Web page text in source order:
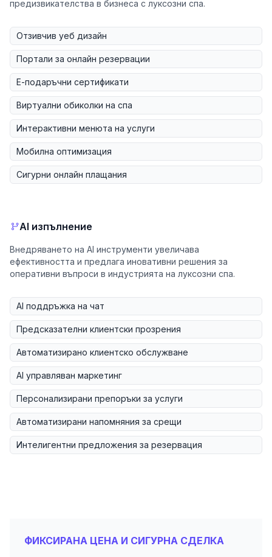
предизвикателства в бизнеса с луксозни спа.
Отзивчив уеб дизайн
Портали за онлайн резервации
Е-подаръчни сертификати
Виртуални обиколки на спа
Интерактивни менюта на услуги
Мобилна оптимизация
Сигурни онлайн плащания
AI изпълнение
Внедряването на AI инструменти увеличава
ефективността и предлага иновативни решения за
оперативни въпроси в индустрията на луксозни спа.
AI поддръжка на чат
Предсказателни клиентски прозрения
Автоматизирано клиентско обслужване
AI управляван маркетинг
Персонализирани препоръки за услуги
Автоматизирани напомняния за срещи
Интелигентни предложения за резервация
ФИКСИРАНА ЦЕНА И СИГУРНА СДЕЛКА